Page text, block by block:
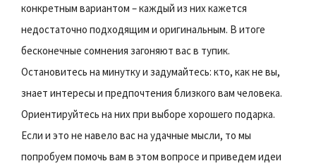
конкретным вариантом – каждый из них кажется
недостаточно подходящим и оригинальным. В итоге
бесконечные сомнения загоняют вас в тупик.
Остановитесь на минутку и задумайтесь: кто, как не вы,
знает интересы и предпочтения близкого вам человека.
Ориентируйтесь на них при выборе хорошего подарка.
Если и это не навело вас на удачные мысли, то мы
попробуем помочь вам в этом вопросе и приведем идеи